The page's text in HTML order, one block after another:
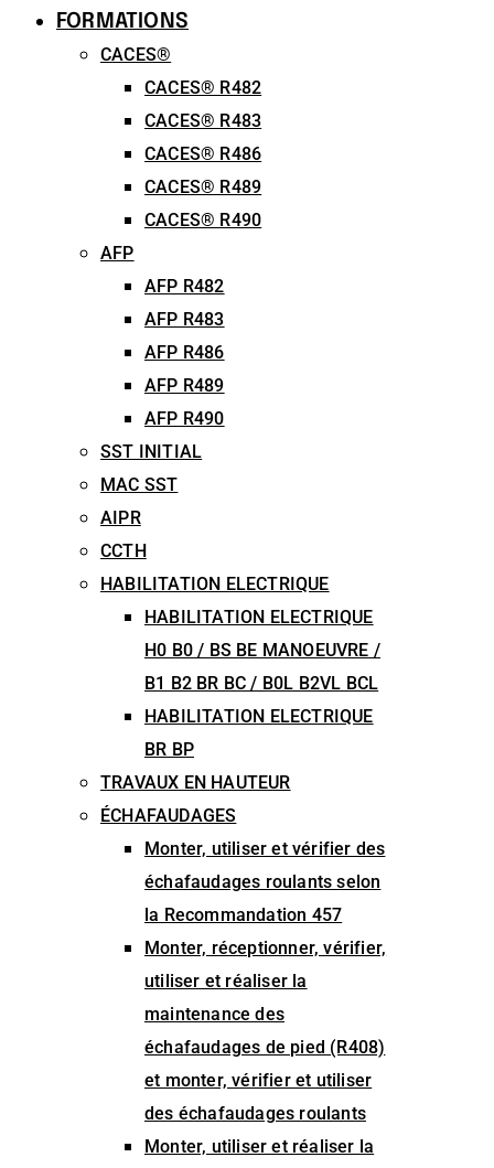
FORMATIONS
CACES®
CACES® R482
CACES® R483
CACES® R486
CACES® R489
CACES® R490
AFP
AFP R482
AFP R483
AFP R486
AFP R489
AFP R490
SST INITIAL
MAC SST
AIPR
CCTH
HABILITATION ELECTRIQUE
HABILITATION ELECTRIQUE
H0 B0 / BS BE MANOEUVRE /
B1 B2 BR BC / B0L B2VL BCL
HABILITATION ELECTRIQUE
BR BP
TRAVAUX EN HAUTEUR
ÉCHAFAUDAGES
Monter, utiliser et vérifier des
échafaudages roulants selon
la Recommandation 457
Monter, réceptionner, vérifier,
utiliser et réaliser la
maintenance des
échafaudages de pied (R408)
et monter, vérifier et utiliser
des échafaudages roulants
Monter, utiliser et réaliser la